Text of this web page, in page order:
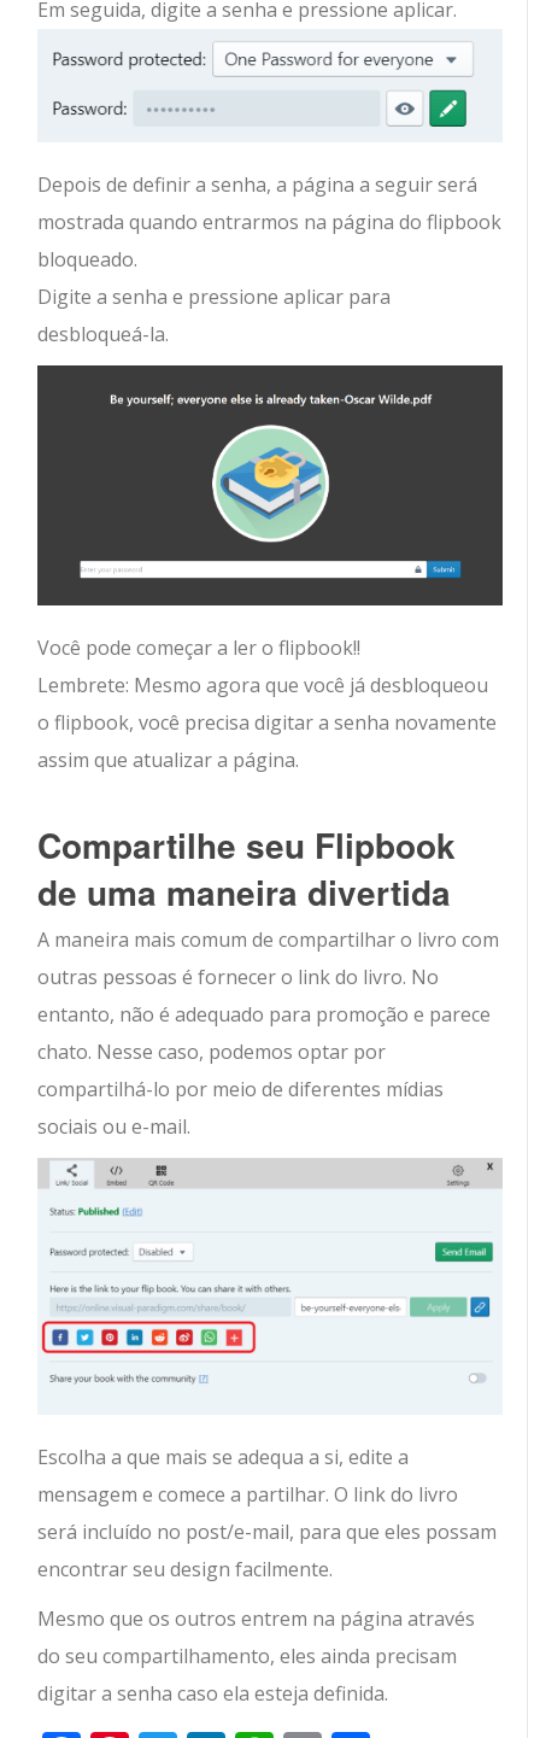
Em seguida, digite a senha e pressione aplicar.
Depois de definir a senha, a página a seguir será
mostrada quando entrarmos na página do flipbook
bloqueado.
Digite a senha e pressione aplicar para
desbloqueá-la.
Você pode começar a ler o flipbook!!
Lembrete: Mesmo agora que você já desbloqueou
o flipbook, você precisa digitar a senha novamente
assim que atualizar a página.
Compartilhe seu Flipbook
de uma maneira divertida
A maneira mais comum de compartilhar o livro com
outras pessoas é fornecer o link do livro. No
entanto, não é adequado para promoção e parece
chato. Nesse caso, podemos optar por
compartilhá-lo por meio de diferentes mídias
sociais ou e-mail.
Escolha a que mais se adequa a si, edite a
mensagem e comece a partilhar. O link do livro
será incluído no post/e-mail, para que eles possam
encontrar seu design facilmente.
Mesmo que os outros entrem na página através
do seu compartilhamento, eles ainda precisam
digitar a senha caso ela esteja definida.